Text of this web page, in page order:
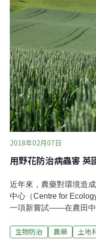
研究生黃子倫說，霧峰
目前農民回饋都熱烈的
是有感下降。達魯瑪克
凱族）也說，以前種在
在天空盤旋，「我們在
不要砍樹，而且要把樹
鷹可以停留在那裏，這
2018年02月07日
用野花防治病蟲害 英
近年來，農藥對環境造
中心（Centre for
一項新嘗試——在農田中
此增加害蟲的天敵、減
生物防治 農藥 土地